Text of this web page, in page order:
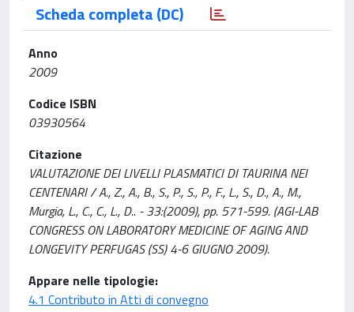
Scheda completa (DC)
Anno
2009
Codice ISBN
03930564
Citazione
VALUTAZIONE DEI LIVELLI PLASMATICI DI TAURINA NEI
CENTENARI / A., Z., A., B., S., P., S., P., F., L., S., D., A., M.,
Murgia, L., C., C., L., D.. - 33:(2009), pp. 571-599. (AGI-LAB
CONGRESS ON LABORATORY MEDICINE OF AGING AND
LONGEVITY PERFUGAS (SS) 4-6 GIUGNO 2009).
Appare nelle tipologie:
4.1 Contributo in Atti di convegno